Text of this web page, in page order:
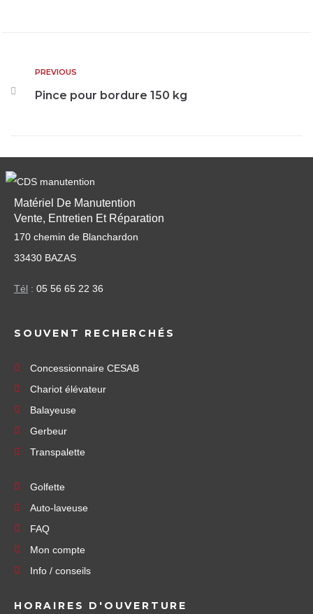
PREVIOUS
Pince pour bordure 150 kg
Matériel De Manutention
Vente, Entretien Et Réparation
170 chemin de Blanchardon
33430 BAZAS
Tél : 05 56 65 22 36
SOUVENT RECHERCHÉS
Concessionnaire CESAB
Chariot élévateur
Balayeuse
Gerbeur
Transpalette
Golfette
Auto-laveuse
FAQ
Mon compte
Info / conseils
HORAIRES D'OUVERTURE